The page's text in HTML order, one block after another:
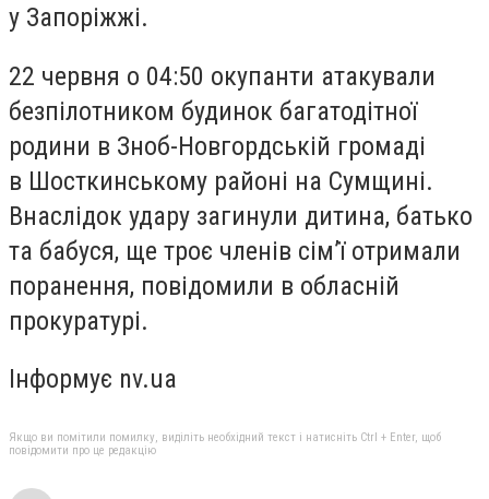
у Запоріжжі.
22 червня о 04:50 окупанти атакували
безпілотником будинок багатодітної
родини в Зноб-Новгордській громаді
в Шосткинському районі на Сумщині.
Внаслідок удару загинули дитина, батько
та бабуся, ще троє членів сімʼї отримали
поранення, повідомили в обласній
прокуратурі.
Інформує nv.ua
Якщо ви помітили помилку, виділіть необхідний текст і натисніть Ctrl + Enter, щоб
повідомити про це редакцію